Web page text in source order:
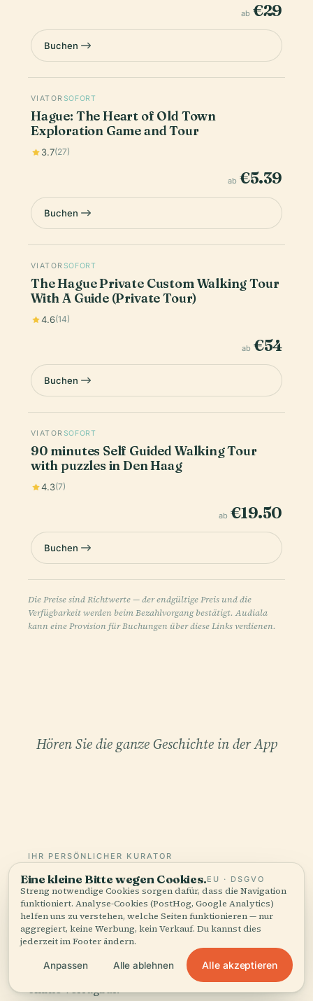
ab €29
Buchen
VIATOR SOFORT
Hague: The Heart of Old Town
Exploration Game and Tour
3.7(27)
ab €5.39
Buchen
VIATOR SOFORT
The Hague Private Custom Walking Tour
With A Guide (Private Tour)
4.6(14)
ab €54
Buchen
VIATOR SOFORT
90 minutes Self Guided Walking Tour
with puzzles in Den Haag
4.3(7)
ab €19.50
Buchen
Die Preise sind Richtwerte — der endgültige Preis und die
Verfügbarkeit werden beim Bezahlvorgang bestätigt. Audiala
kann eine Provision für Buchungen über diese Links verdienen.
Hören Sie die ganze Geschichte in der App
IHR PERSÖNLICHER KURATOR
Escher-Museum, ganz und
gar,
gut erzählt.
Audioguides für 1.100+ Städte in 96 Ländern.
Geschichte, Geschichten und lokales Wissen —
offline verfügbar.
Eine kleine Bitte wegen Cookies.EU · DSGVO
Streng notwendige Cookies sorgen dafür, dass die Navigation
funktioniert. Analyse-Cookies (PostHog, Google Analytics)
helfen uns zu verstehen, welche Seiten funktionieren — nur
aggregiert, keine Werbung, kein Verkauf. Du kannst dies
jederzeit im Footer ändern.
Anpassen Alle ablehnen Alle akzeptieren